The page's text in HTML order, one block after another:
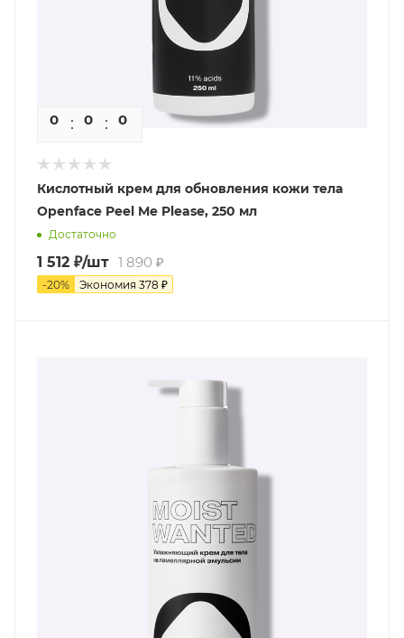
0 0 0
Кислотный крем для обновления кожи тела
Openface Peel Me Please, 250 мл
Достаточно
1 512 ₽/шт 1 890 ₽
-20% Экономия 378 ₽